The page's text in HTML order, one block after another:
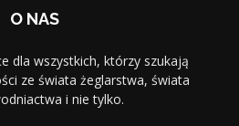
O NAS
dla wszystkich, którzy szukają
ze świata żeglarstwa, świata
i nie tylko.